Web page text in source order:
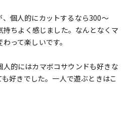
個人的にカットするなら300～
ちよく感じました。なんとなくマ
って楽しいです。
人的にはカマボコサウンドも好きな
好きでした。一人で遊ぶときはこ